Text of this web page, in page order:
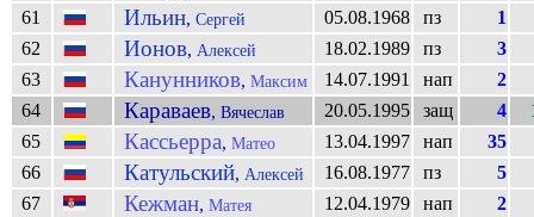
61
Ильин, Сергей 05.08.1968 пз
1
62
Ионов, Алексей 18.02.1989 пз
3
63
Канунников, Максим 14.07.1991 нап
2
64
Караваев, Вячеслав 20.05.1995 защ 4
65
Кассьерра, Матео 13.04.1997 нап
35
66
Катульский, Алексей 16.08.1977 пз
5
67
Кежман, Матея 12.04.1979 нап
2